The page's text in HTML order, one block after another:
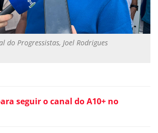
do Progressistas, Joel Rodrigues
seguir o canal do A10+ no